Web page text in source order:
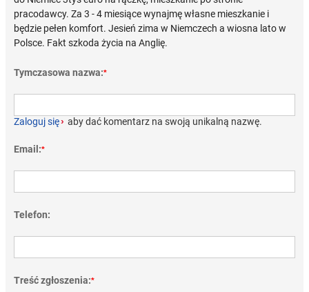
pracodawcy. Za 3 - 4 miesiące wynajmę własne mieszkanie i
będzie pełen komfort. Jesień zima w Niemczech a wiosna lato w
Polsce. Fakt szkoda życia na Anglię.
Tymczasowa nazwa:*
Zaloguj się› aby dać komentarz na swoją unikalną nazwę.
Email:*
Telefon:
Treść zgłoszenia:*